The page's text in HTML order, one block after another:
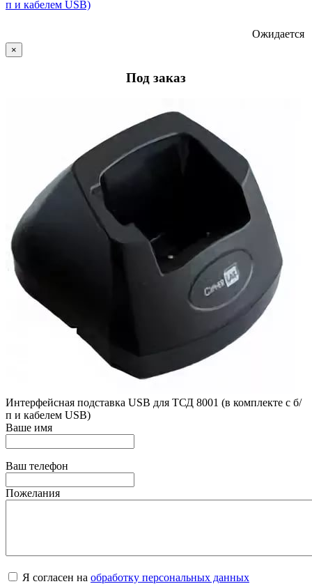
п и кабелем USB)
Ожидается
×
Под заказ
Интерфейсная подставка USB для ТСД 8001 (в комплекте с б/
п и кабелем USB)
Ваше имя
Ваш телефон
Пожелания
Я согласен на обработку персональных данных